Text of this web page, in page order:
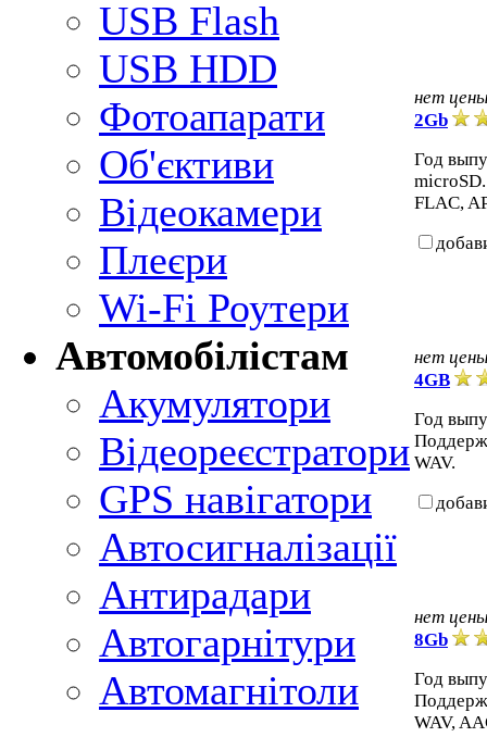
USB Flash
USB HDD
Фотоапарати
Об'єктиви
Відеокамери
Плеєри
Wi-Fi Роутери
Автомобілістам
Акумулятори
Відеореєстратори
GPS навігатори
Автосигналізації
Антирадари
Автогарнітури
Автомагнітоли
нет
2Gb
Год
FLAC,
нет
4GB
Год
WAV.
нет
8Gb
Год
WAV,